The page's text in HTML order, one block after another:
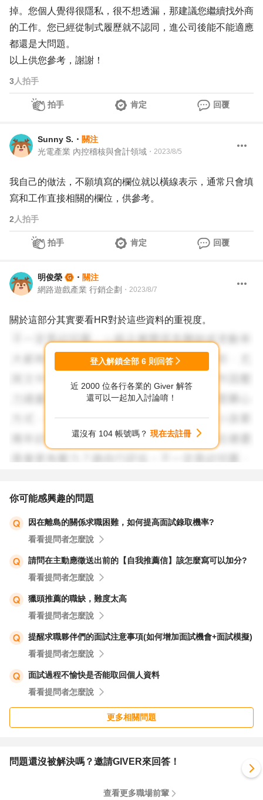
掉。您個人覺得很隱私，很不想透漏，那建議您繼續找外商
的工作。您已經從制式履歷就不認同，進公司後能不能適應
都還是大問題。
以上供您參考，謝謝！
3人拍手
拍手 肯定 回覆
Sunny S. ・ 關注
光電產業 內控稽核與會計領域 ・ 2023/8/5
我自己的做法，不願填寫的欄位就以橫線表示，通常只會填
寫和工作直接相關的欄位，供參考。
2 人拍手
拍手 肯定 回覆
明俊榮 ・ 關注
網路遊戲產業 行銷企劃 ・ 2023/8/7
關於這部分其實要看HR對於這些資料的重視度。
登入解鎖全部 6 則回答
近 2000 位各行各業的 Giver 解答
還可以一起加入討論唷！
還沒有 104 帳號嗎？ 現在去註冊
你可能感興趣的問題
因在離島的關係求職困難，如何提高面試錄取機率?
看看提問者怎麼說
請問在主動應徵送出前的【自我推薦信】該怎麼寫可以加分?
看看提問者怎麼說
獵頭推薦的職缺，難度太高
看看提問者怎麼說
提醒求職夥伴們的面試注意事項(如何增加面試機會+面試模擬)
看看提問者怎麼說
面試過程不愉快是否能取回個人資料
看看提問者怎麼說
更多相關問題
問題還沒被解決嗎？邀請GIVER來回答！
查看更多職場前輩